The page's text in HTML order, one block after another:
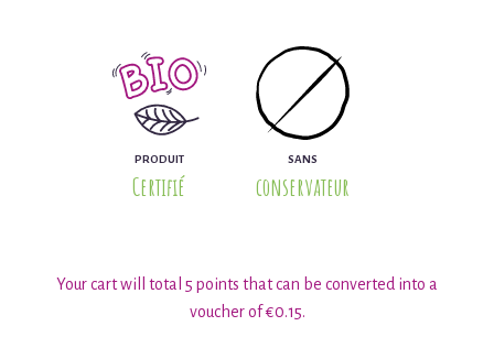
PRODUIT
Certifié
SANS
conservateur
Your cart will total 5 points that can be converted into a
voucher of €0.15.